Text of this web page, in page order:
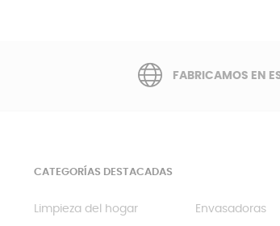
FABRICAMOS EN
CATEGORÍAS DESTACADAS
Limpieza del hogar Envasadoras